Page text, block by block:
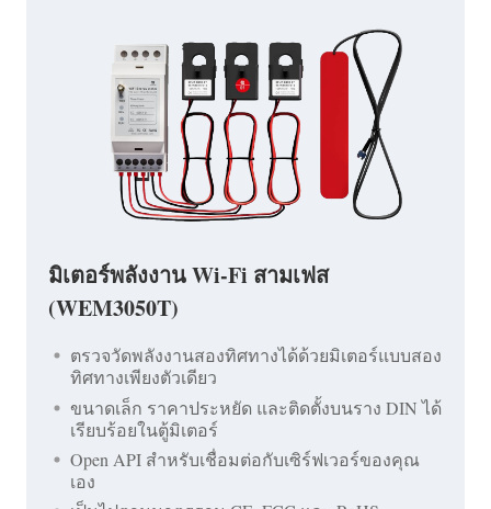
มิเตอร์พลังงาน Wi-Fi สามเฟส
(WEM3050T)
ตรวจวัดพลังงานสองทิศทางได้ด้วยมิเตอร์แบบสอง
ทิศทางเพียงตัวเดียว
ขนาดเล็ก ราคาประหยัด และติดตั้งบนราง DIN ได้
เรียบร้อยในตู้มิเตอร์
Open API สำหรับเชื่อมต่อกับเซิร์ฟเวอร์ของคุณ
เอง